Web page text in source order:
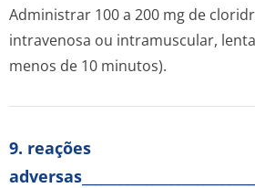
Administrar 100 a 200 mg de
intravenosa ou intramuscular,
menos de 10 minutos).
9. reações